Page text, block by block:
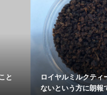
と
ロイヤルミルクティ
ないという方に朗報